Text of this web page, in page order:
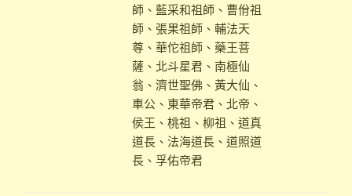
師、 藍采和祖師、 曹佾祖
師、 張果祖師、 輔法天
尊、 華佗祖師、藥王菩
薩、 北斗星君、南極仙
翁、 濟世聖佛、 黃大仙、
車公、東華帝君、 北帝、
侯王、桃祖、柳祖、道真
道長、法海道長、道照道
長、孚佑帝君